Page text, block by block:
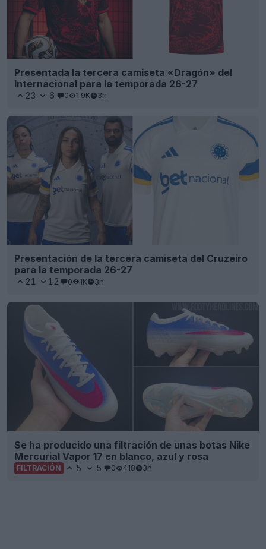
Presentada la tercera camiseta «Dragón» del
Internacional para la temporada 26-27
23 6 0 1.9K 3h
Presentación de la tercera camiseta del Cruzeiro
para la temporada 26-27
21 12 0 1K 3h
Se ha producido una filtración de unas botas Nike
Mercurial Vapor 17 en blanco, azul y rosa
FILTRACIÓN 5 5 0 418 3h